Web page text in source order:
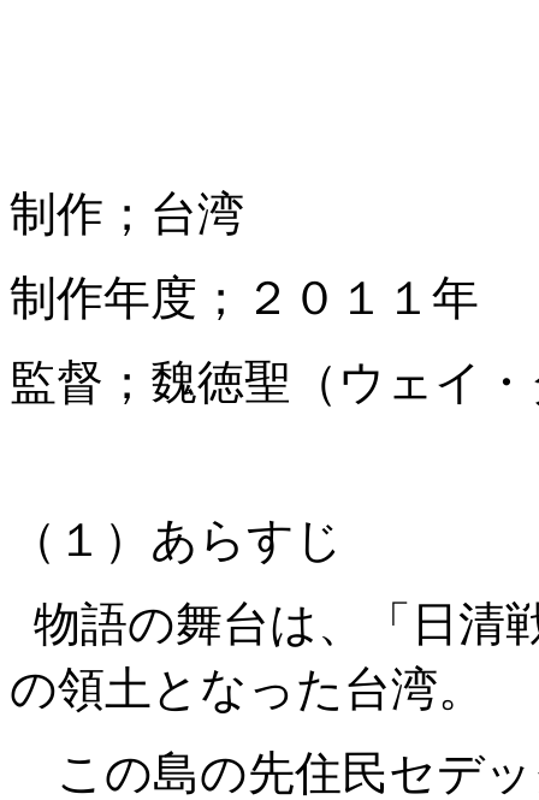
制作；台湾
制作年度；２０１１年
監督；魏徳聖（ウェイ
（１）あらすじ
物語の舞台は、「日清
の領土となった台湾。
この島の先住民セデ